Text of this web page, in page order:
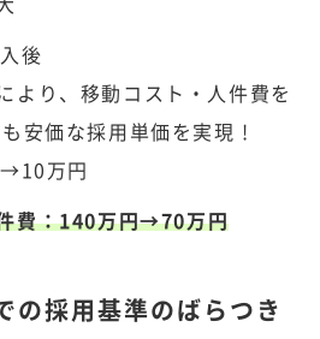
後
より、移動コスト・人件費を
安価な採用単価を実現 !
万円
費：140万円→70万円
の採用基準のばらつき